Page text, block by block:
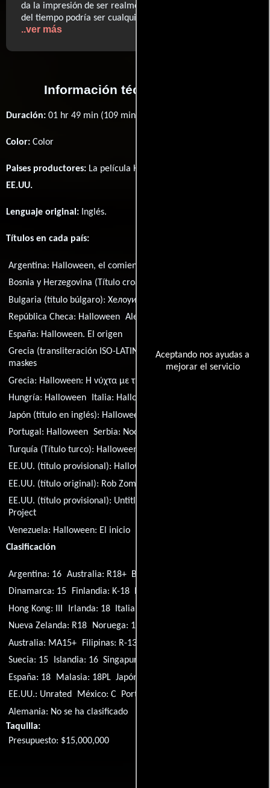
Aceptando nos ayudas a
mejorar el servicio
da la impresión de ser realmente 'Halloween'. El resto
del tiempo podría ser cualquier slasher convencional (…)
..ver más
Información técnica y general
Duración: 01 hr 49 min (109 minutos) .
Color: Color
Paises productores: La película Halloween fué producida en
EE.UU.
Lenguaje original: Inglés.
Títulos en cada país:
Argentina: Halloween, el comienzo
Bosnia y Herzegovina (Título croata):
Bulgaria (título búlgaro):Хелоуин
República Checa: Halloween Alemania:
España: Halloween. El origen
Grecia (transliteración ISO-LATIN-1):
Halloween: I nyhta me tis
maskes
Grecia: Halloween: Η νύχτα με τις μάσκες
Hungría: Halloween Italia: Halloween - The Beginning
Japón (título en inglés): Halloween
Portugal: Halloween Serbia: Noć veštica
Turquía (Título turco): Halloween
EE.UU. (título provisional): Halloween: Retribution
EE.UU. (título original): Rob Zombie's Halloween
EE.UU. (título provisional): Untitled Rob Zombie Halloween
Project
Venezuela: Halloween: El inicio
Clasificación
Argentina: 16 Australia: R18+ Brasil: 18
Dinamarca: 15
Finlandia: K-18
Hong Kong: III
Irlanda: 18 Italia: VM14
Nueva Zelanda: R18
Noruega: 18
Australia: MA15+
Filipinas: R-13
Suecia: 15
Islandia: 16 Singapur: M18
España: 18
Malasia: 18PL Japón: R-15
EE.UU.: Unrated
México: C
Portugal: M/18
Alemania: No se ha clasificado
Taquilla:
Presupuesto: $15,000,000